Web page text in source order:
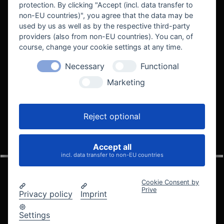
VELOCITY AUTOMOTIVE
© 2005 - 2026 Velocity Automotive
protection. By clicking "Accept (incl. data transfer to
non-EU countries)", you agree that the data may be
used by us as well as by the respective third-party
providers (also from non-EU countries). You can, of
course, change your cookie settings at any time.
Necessary
Functional
Marketing
Reject optional
Accept all
incl. data transfer to non-EU countries
Privacy policy Imprint
Settings
Cookie Consent by
Prive